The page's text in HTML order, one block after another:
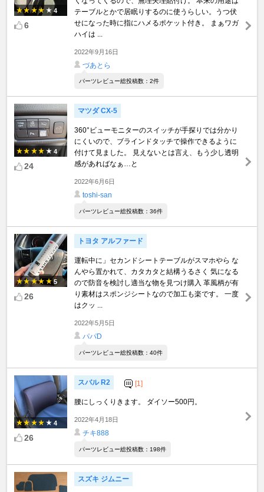
4
6
テーブルとかで居眠りするのに使うらしい。うつ伏
せになった時に指にハメるポケット付き。 まぁワガ
ハイは ...
2022年9月16日
づあとら
パーツレビュー総投稿数：2件
4
24
マツダ CX-5
360°ビューモニターのスイッチが手探りでは分かり
にくいので、ブラインドタッチで操作できるように
付けて見ました。 見えないとは言え、もう少し透明
感があればなぁ…と
2022年6月6日
toshi-san
パーツレビュー総投稿数：36件
5
26
トヨタ アルファード
運転中に」セカンドシートテーブルがスマホやら な
んやら置かれて、カタカタと結構うるさく 気になる
ので防音を検討し適当な物を見つけ購入 革風柄が有
り素材はスポンジシートなので加工も楽です。 一度
はクッ ...
2022年5月5日
パパD
パーツレビュー総投稿数：40件
4
26
スバル R2 [1]
腰にしっくりきます。 ダイソー500円。
2022年4月18日
チキ888
パーツレビュー総投稿数：198件
スズキ ジムニー